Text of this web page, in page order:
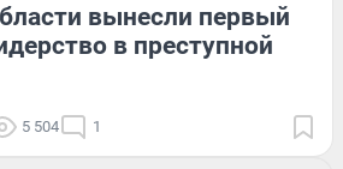
вынесли первый
в преступной
5 504 1